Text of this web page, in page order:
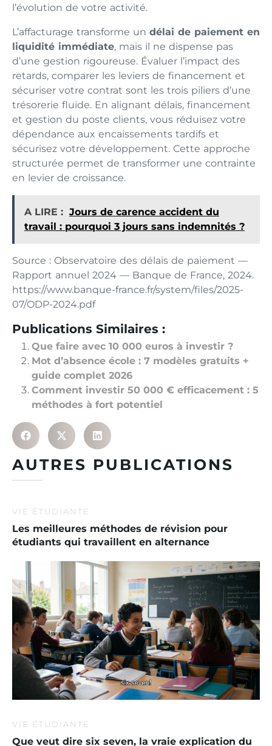
l’évolution de votre activité.
L’affacturage transforme un délai de paiement en
liquidité immédiate, mais il ne dispense pas
d’une gestion rigoureuse. Évaluer l’impact des
retards, comparer les leviers de financement et
sécuriser votre contrat sont les trois piliers d’une
trésorerie fluide. En alignant délais, financement
et gestion du poste clients, vous réduisez votre
dépendance aux encaissements tardifs et
sécurisez votre développement. Cette approche
structurée permet de transformer une contrainte
en levier de croissance.
A LIRE : Jours de carence accident du
travail : pourquoi 3 jours sans indemnités ?
Source : Observatoire des délais de paiement —
Rapport annuel 2024 — Banque de France, 2024.
https://www.banque-france.fr/system/files/2025-
07/ODP-2024.pdf
Publications Similaires :
Que faire avec 10 000 euros à investir ?
Mot d’absence école : 7 modèles gratuits +
guide complet 2026
Comment investir 50 000 € efficacement : 5
méthodes à fort potentiel
AUTRES PUBLICATIONS
VIE ÉTUDIANTE
Les meilleures méthodes de révision pour
étudiants qui travaillent en alternance
VIE ÉTUDIANTE
Que veut dire six seven, la vraie explication du